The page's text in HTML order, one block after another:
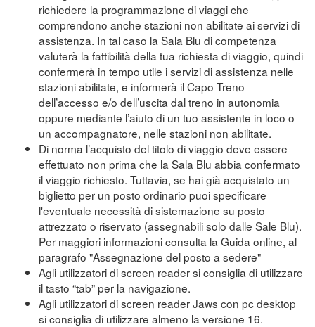
richiedere la programmazione di viaggi che
comprendono anche stazioni non abilitate ai servizi di
assistenza. In tal caso la Sala Blu di competenza
valuterà la fattibilità della tua richiesta di viaggio, quindi
confermerà in tempo utile i servizi di assistenza nelle
stazioni abilitate, e informerà il Capo Treno
dell’accesso e/o dell’uscita dal treno in autonomia
oppure mediante l’aiuto di un tuo assistente in loco o
un accompagnatore, nelle stazioni non abilitate.
Di norma l’acquisto del titolo di viaggio deve essere
effettuato non prima che la Sala Blu abbia confermato
il viaggio richiesto. Tuttavia, se hai già acquistato un
biglietto per un posto ordinario puoi specificare
l'eventuale necessità di sistemazione su posto
attrezzato o riservato (assegnabili solo dalle Sale Blu).
Per maggiori informazioni consulta la Guida online, al
paragrafo "Assegnazione del posto a sedere"
Agli utilizzatori di screen reader si consiglia di utilizzare
il tasto “tab” per la navigazione.
Agli utilizzatori di screen reader Jaws con pc desktop
si consiglia di utilizzare almeno la versione 16.